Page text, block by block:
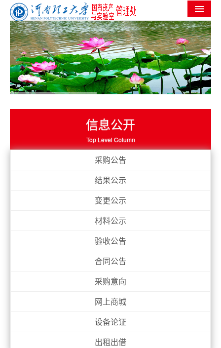
首页
机构设置
党群工作
信息公开
信息公开
Top Level Column
采购公告
结果公示
变更公示
材料公示
验收公告
合同公告
采购意向
网上商城
设备论证
出租出借